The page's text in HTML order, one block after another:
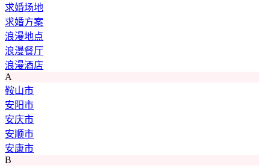
求婚场地
求婚方案
浪漫地点
浪漫餐厅
浪漫酒店
A
鞍山市
安阳市
安庆市
安顺市
安康市
B